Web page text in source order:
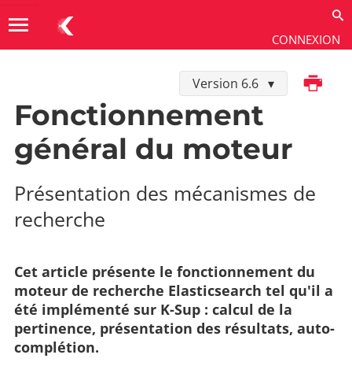
CONNEXION
menu
Version 6.6Imprimer
Moteur de recherche
Fonctionnement
général du moteur
Présentation des mécanismes de
recherche
Cet article présente le fonctionnement du
moteur de recherche Elasticsearch tel qu'il a
été implémenté sur K-Sup : calcul de la
pertinence, présentation des résultats, auto-
complétion.